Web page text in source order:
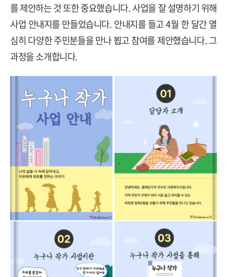
를 제안하는 것 또한 중요했습니다.사업을 잘 설명하기 위해
사업 안내지를 만들었습니다. 안내지를 들고4월 한 달간 열
심히 다양한 주민분들을 만나 뵙고 참여를 제안했습니다.그
과정을 소개합니다.